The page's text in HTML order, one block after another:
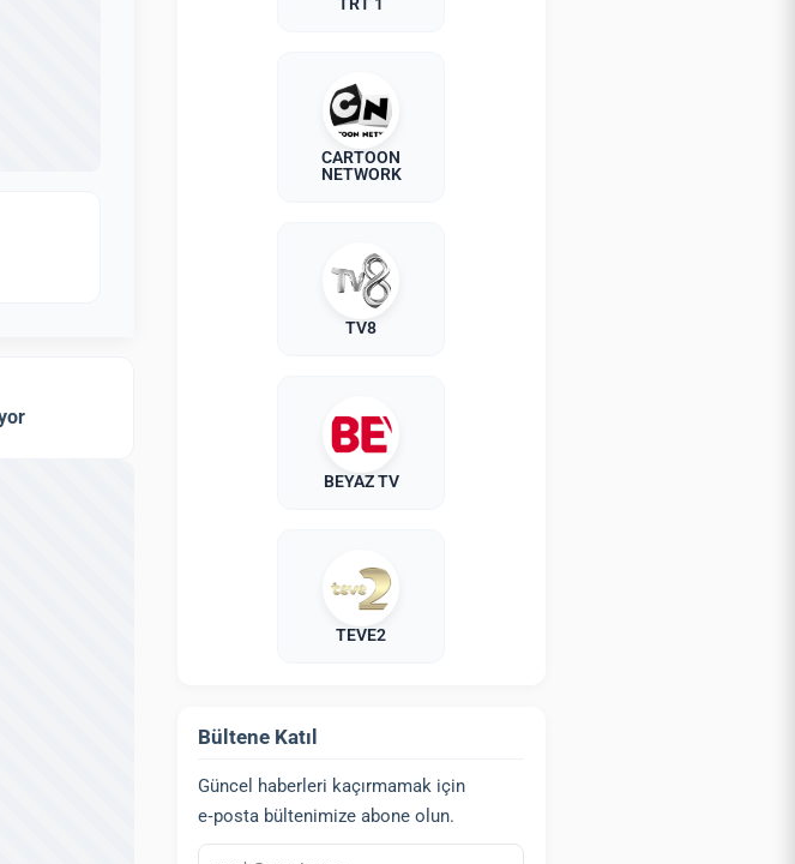
TRT 1
CARTOON
NETWORK
TV8
BEYAZ TV
TEVE2
Bültene Katıl
Güncel haberleri kaçırmamak için
e‑posta bültenimize abone olun.
E‑posta